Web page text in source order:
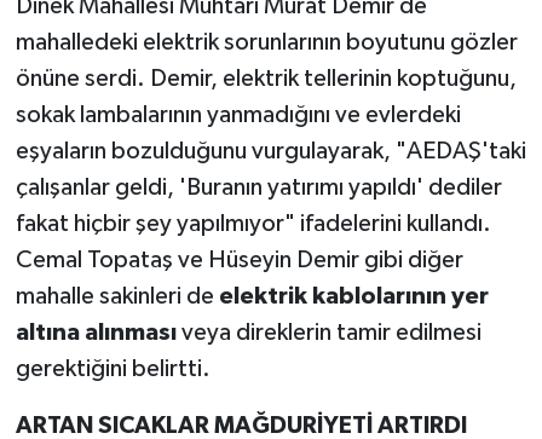
Dinek Mahallesi Muhtarı Murat Demir de
mahalledeki elektrik sorunlarının boyutunu gözler
önüne serdi. Demir, elektrik tellerinin koptuğunu,
sokak lambalarının yanmadığını ve evlerdeki
eşyaların bozulduğunu vurgulayarak, "AEDAŞ'taki
çalışanlar geldi, 'Buranın yatırımı yapıldı' dediler
fakat hiçbir şey yapılmıyor" ifadelerini kullandı.
Cemal Topataş ve Hüseyin Demir gibi diğer
mahalle sakinleri de elektrik kablolarının yer
altına alınmasıveya direklerin tamir edilmesi
gerektiğini belirtti.
ARTAN SICAKLAR MAĞDURİYETİ ARTIRDI